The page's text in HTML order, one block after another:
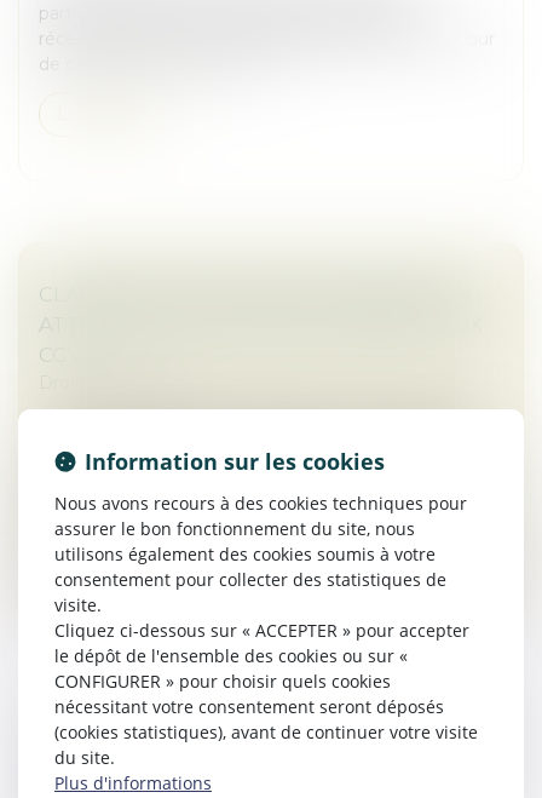
particulièrement vive, la grande distribution a
récemment fait l’objet d’un arrêt significatif de la Cour
de cassation, intervenu en m...
CLAUSES ATTRIBUTIVES DE JURIDICTION :
ATTENTION À LA LANGUE DU RENVOI AUX
CGV
de la conclusion du contrat, elles sont souvent
contestées une fois le li...
Lire la suite
PAS DE PRÉJUDICE COMMERCIAL LORSQUE
LE CONCURRENT N’A SUBI NI PERTE NI GAIN
MANQUÉ
Information sur les cookies
Nous avons recours à des cookies techniques pour
assurer le bon fonctionnement du site, nous
utilisons également des cookies soumis à votre
consentement pour collecter des statistiques de
visite.
Cliquez ci-dessous sur « ACCEPTER » pour accepter
le dépôt de l'ensemble des cookies ou sur «
CONFIGURER » pour choisir quels cookies
nécessitant votre consentement seront déposés
(cookies statistiques), avant de continuer votre visite
du site.
Plus d'informations